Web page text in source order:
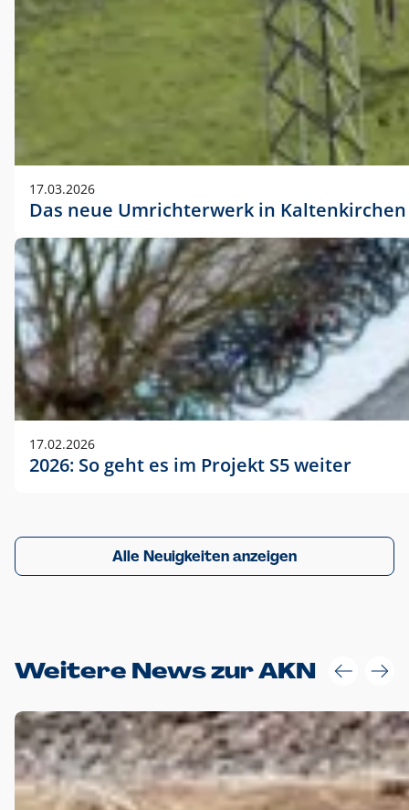
17.03.2026
Das neue Umrichterwerk in Kaltenkirchen
17.02.2026
2026: So geht es im Projekt S5 weiter
Alle Neuigkeiten anzeigen
Weitere News zur AKN